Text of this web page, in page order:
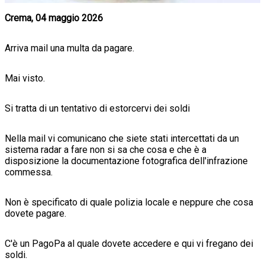
Crema, 04 maggio 2026
Arriva mail una multa da pagare.
Mai visto.
Si tratta di un tentativo di estorcervi dei soldi
Nella mail vi comunicano che siete stati intercettati da un
sistema radar a fare non si sa che cosa e che è a
disposizione la documentazione fotografica dell'infrazione
commessa.
Non è specificato di quale polizia locale e neppure che cosa
dovete pagare.
C'è un PagoPa al quale dovete accedere e qui vi fregano dei
soldi.